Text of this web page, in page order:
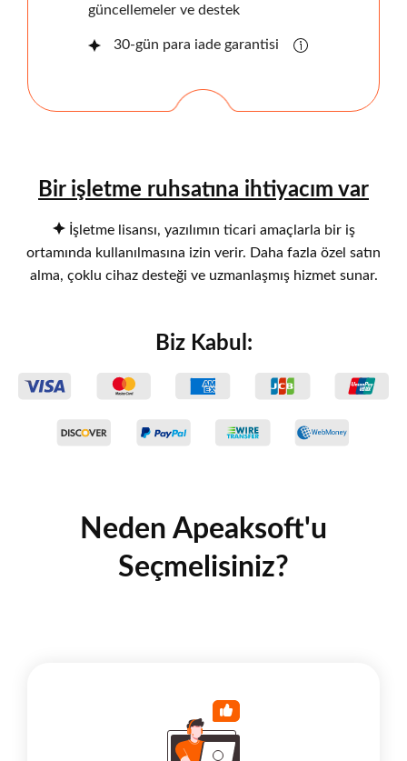
güncellemeler ve destek
30-gün para iade garantisi
Bir işletme ruhsatına ihtiyacım var
İşletme lisansı, yazılımın ticari amaçlarla bir iş
ortamında kullanılmasına izin verir. Daha fazla özel satın
alma, çoklu cihaz desteği ve uzmanlaşmış hizmet sunar.
Biz Kabul:
Neden Apeaksoft'u
Seçmelisiniz?